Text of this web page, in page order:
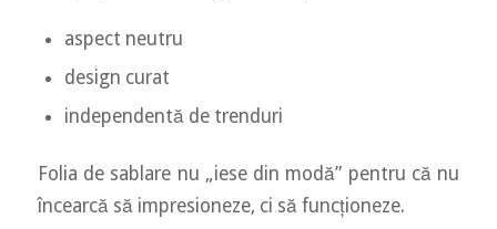
aspect neutru
design curat
independentă de trenduri
Folia de sablare nu „iese din modă” pentru că nu
încearcă să impresioneze, ci să funcționeze.